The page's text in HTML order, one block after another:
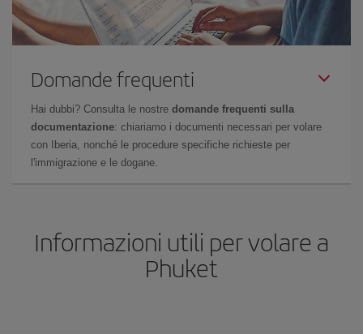
Domande frequenti
Hai dubbi? Consulta le nostre domande frequenti sulla
documentazione: chiariamo i documenti necessari per volare
con Iberia, nonché le procedure specifiche richieste per
l'immigrazione e le dogane.
Informazioni utili per volare a
Phuket